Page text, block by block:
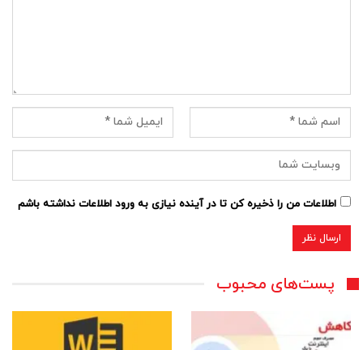
اطلاعات من را ذخیره کن تا در آینده نیازی به ورود اطلاعات نداشته باشم
پست‌های محبوب